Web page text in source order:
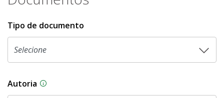
Tipo de documento
Autoria As proposições legislativas na CLDF podem